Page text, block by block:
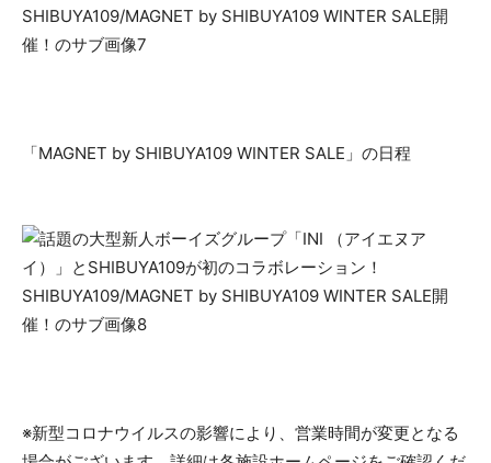
「MAGNET by SHIBUYA109 WINTER SALE」の日程
※新型コロナウイルスの影響により、営業時間が変更となる